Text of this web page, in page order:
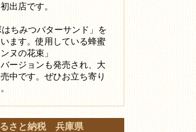
出店です。
ちみつバターサンド」を
ます。使用している蜂蜜
ヌの花束」
ージョンも発売され、大
中です。ぜひお立ち寄り
さと納税 兵庫県